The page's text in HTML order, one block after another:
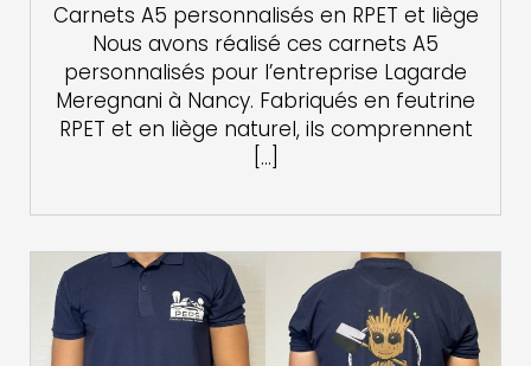
Carnets A5 personnalisés en RPET et liège
Nous avons réalisé ces carnets A5
personnalisés pour l’entreprise Lagarde
Meregnani à Nancy. Fabriqués en feutrine
RPET et en liège naturel, ils comprennent
[…]